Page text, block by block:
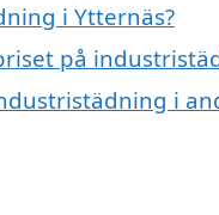
i Ytternäs?
på
i